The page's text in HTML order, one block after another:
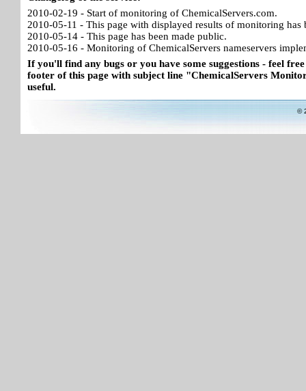
2010-02-19 - Start of monitoring of ChemicalServers.com.
2010-05-11 - This page with displayed results of monitoring has
2010-05-14 - This page has been made public.
2010-05-16 - Monitoring of ChemicalServers nameservers
If you'll find any bugs or you have some suggestions - feel
footer of this page with subject line "ChemicalServers
useful.
©